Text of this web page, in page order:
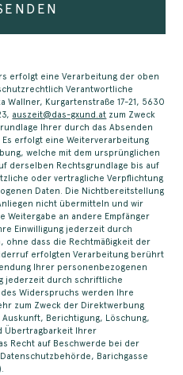
erfolgt eine Verarbeitung der oben
Verantwortliche
Wallner, Kurgartenstraße 17-21, 5630
auszeit@das-gxund.at zum Zweck
Ihrer durch das Absenden
erfolgt eine Weiterverarbeitung
welche mit dem ursprünglichen
derselben Rec­htsgrundlage bis auf
oder vertragliche Verpflichtung
Daten. Die Nichtbereitstellung
nicht übermitteln und wir
Weitergabe an andere Empfänger
Einwilligung jederzeit durch
dass die Rechtmäßigkeit der
erfolgten Verarbeitung berührt
Ihrer personenbezogenen
jederzeit durch schriftliche
Widerspruchs werden Ihre
zum Zweck der Direktwerbung
Berichtigung, Löschung,
Übertragbarkeit Ihrer
Recht auf Beschwerde bei der
Barichgasse
).